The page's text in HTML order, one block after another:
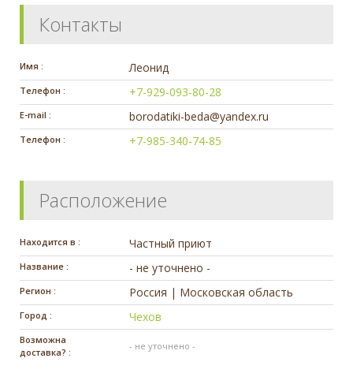
Контакты
Имя : Леонид
Телефон : +7-929-093-80-28
E-mail : borodatiki-beda@yandex.ru
Телефон : +7-985-340-74-85
Расположение
Находится в : Частный приют
Название : - не уточнено -
Регион : Россия | Московская область
Город : Чехов
Возможна
доставка? :
- не уточнено -